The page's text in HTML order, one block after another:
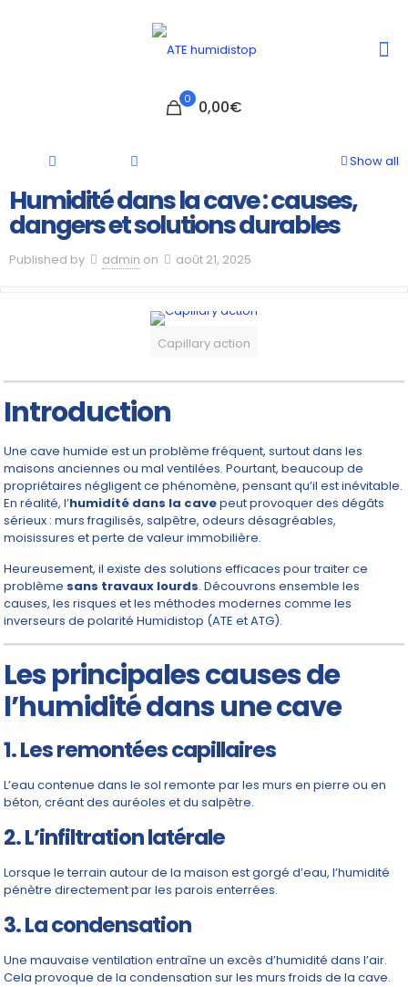
0 0,00€
Show all
Humidité dans la cave : causes,
dangers et solutions durables
Published by admin on août 21, 2025
Capillary action
Introduction
Une cave humide est un problème fréquent, surtout dans les
maisons anciennes ou mal ventilées. Pourtant, beaucoup de
propriétaires négligent ce phénomène, pensant qu’il est inévitable.
En réalité, l’humidité dans la cavepeut provoquer des dégâts
sérieux : murs fragilisés, salpêtre, odeurs désagréables,
moisissures et perte de valeur immobilière.
Heureusement, il existe des solutions efficaces pour traiter ce
problème sans travaux lourds. Découvrons ensemble les
causes, les risques et les méthodes modernes comme les
inverseurs de polarité Humidistop (ATE et ATG).
Les principales causes de
l’humidité dans une cave
1. Les remontées capillaires
L’eau contenue dans le sol remonte par les murs en pierre ou en
béton, créant des auréoles et du salpêtre.
2. L’infiltration latérale
Lorsque le terrain autour de la maison est gorgé d’eau, l’humidité
pénètre directement par les parois enterrées.
3. La condensation
Une mauvaise ventilation entraîne un excès d’humidité dans l’air.
Cela provoque de la condensation sur les murs froids de la cave.